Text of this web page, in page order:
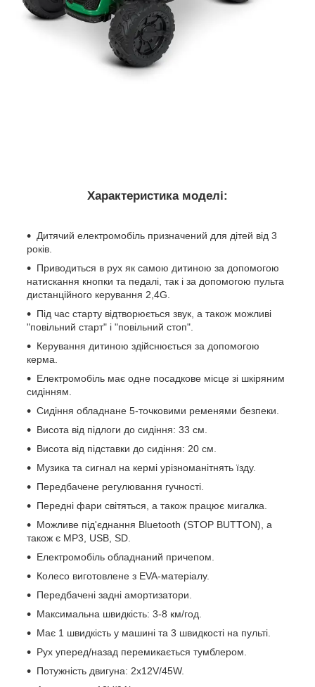
Характеристика моделі:
Дитячий електромобіль призначений для дітей від 3
років.
Приводиться в рух як самою дитиною за допомогою
натискання кнопки та педалі, так і за допомогою пульта
дистанційного керування 2,4G.
Під час старту відтворюється звук, а також можливі
"повільний старт" і "повільний стоп".
Керування дитиною здійснюється за допомогою
керма.
Електромобіль має одне посадкове місце зі шкіряним
сидінням.
Сидіння обладнане 5-точковими ременями безпеки.
Висота від підлоги до сидіння: 33 см.
Висота від підставки до сидіння: 20 см.
Музика та сигнал на кермі урізноманітнять їзду.
Передбачене регулювання гучності.
Передні фари світяться, а також працює мигалка.
Можливе під'єднання Bluetooth (STOP BUTTON), а
також є MP3, USB, SD.
Електромобіль обладнаний причепом.
Колесо виготовлене з EVA-матеріалу.
Передбачені задні амортизатори.
Максимальна швидкість: 3-8 км/год.
Має 1 швидкість у машині та 3 швидкості на пульті.
Рух уперед/назад перемикається тумблером.
Потужність двигуна: 2х12V/45W.